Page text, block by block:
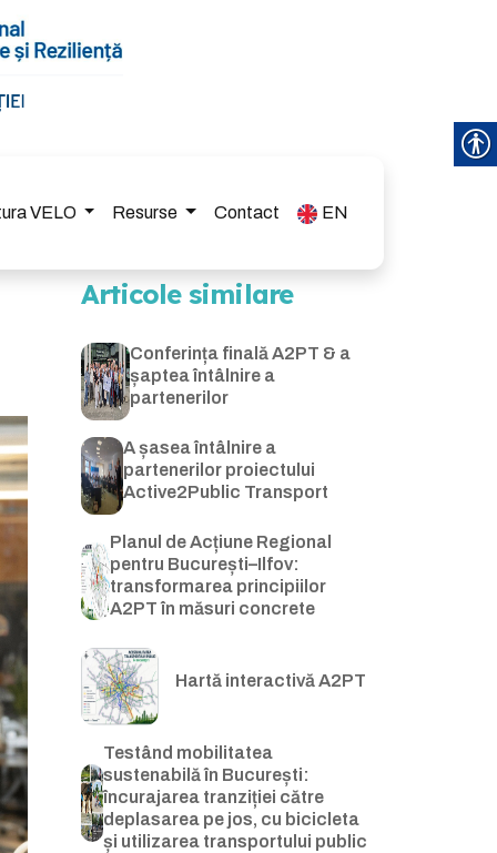
VELO Resurse Contact EN
Articole similare
Conferința finală A2PT & a
șaptea întâlnire a
partenerilor
A șasea întâlnire a
partenerilor proiectului
Active2Public Transport
Planul de Acțiune Regional
pentru București–Ilfov:
transformarea principiilor
A2PT în măsuri concrete
Hartă interactivă A2PT
Testând mobilitatea
sustenabilă în București:
încurajarea tranziției către
deplasarea pe jos, cu bicicleta
și utilizarea transportului public